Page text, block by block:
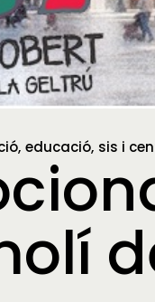
educació sis i